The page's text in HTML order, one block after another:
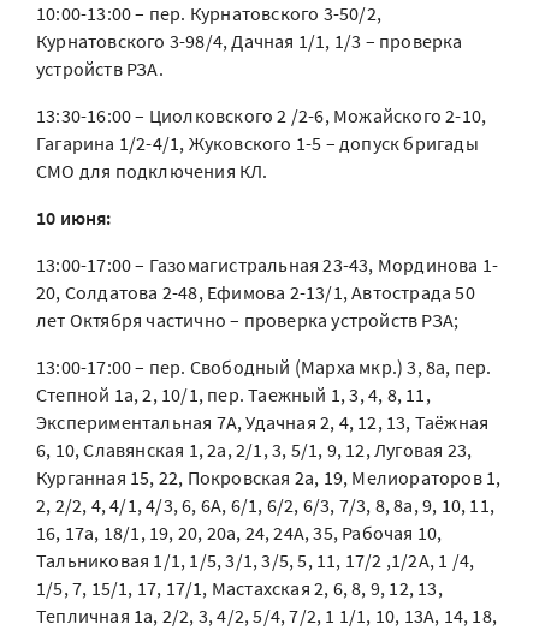
10:00-13:00 – пер. Курнатовского 3-50/2,
Курнатовского 3-98/4, Дачная 1/1, 1/3 – проверка
устройств РЗА.
13:30-16:00 – Циолковского 2 /2-6, Можайского 2-10,
Гагарина 1/2-4/1, Жуковского 1-5 – допуск бригады
СМО для подключения КЛ.
10 июня:
13:00-17:00 – Газомагистральная 23-43, Мординова 1-
20, Солдатова 2-48, Ефимова 2-13/1, Автострада 50
лет Октября частично – проверка устройств РЗА;
13:00-17:00 – пер. Свободный (Марха мкр.) 3, 8а, пер.
Степной 1а, 2, 10/1, пер. Таежный 1, 3, 4, 8, 11,
Экспериментальная 7А, Удачная 2, 4, 12, 13, Таёжная
6, 10, Славянская 1, 2а, 2/1, 3, 5/1, 9, 12, Луговая 23,
Курганная 15, 22, Покровская 2а, 19, Мелиораторов 1,
2, 2/2, 4, 4/1, 4/3, 6, 6А, 6/1, 6/2, 6/3, 7/3, 8, 8а, 9, 10, 11,
16, 17а, 18/1, 19, 20, 20а, 24, 24А, 35, Рабочая 10,
Тальниковая 1/1, 1/5, 3/1, 3/5, 5, 11, 17/2 ,1/2А, 1 /4,
1/5, 7, 15/1, 17, 17/1, Мастахская 2, 6, 8, 9, 12, 13,
Тепличная 1а, 2/2, 3, 4/2, 5/4, 7/2, 1 1/1, 10, 13А, 14, 18,